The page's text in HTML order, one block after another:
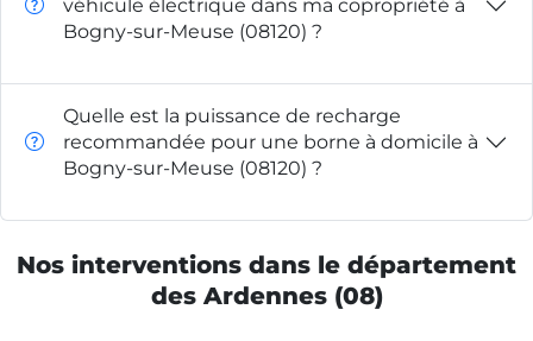
véhicule électrique dans ma copropriété à
Bogny-sur-Meuse (08120) ?
Quelle est la puissance de recharge
recommandée pour une borne à domicile à
Bogny-sur-Meuse (08120) ?
Nos interventions dans le département
des Ardennes (08)